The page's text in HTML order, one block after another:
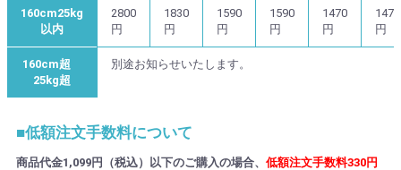
160cm25kg
以内
2800
円
1830
円
1590
円
1590
円
1470
円
1470
円
160cm超
25kg超
別途お知らせいたします。
■低額注文手数料について
商品代金1,099円（税込）以下のご購入の場合、 低額注文手数料330円